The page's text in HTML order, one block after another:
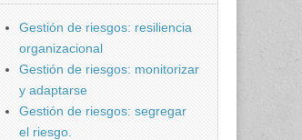
Gestión de riesgos: resiliencia
organizacional
Gestión de riesgos: monitorizar
y adaptarse
Gestión de riesgos: segregar
el riesgo.